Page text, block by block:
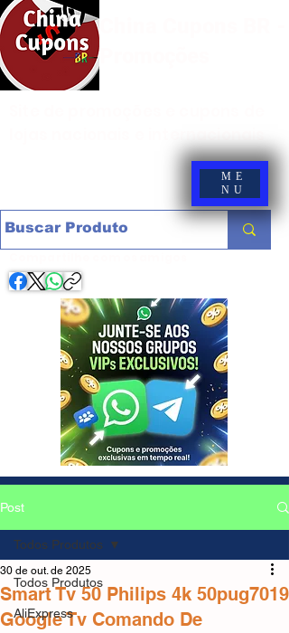
ME
NU
Post
Todos Produtos
AliExpress
Todos Produtos
Smart Tv 50 Philips 4k 50pug7019
Google Tv Comando De
30 de out. de 2025